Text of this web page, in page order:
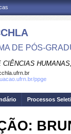
DE PÓS-
CIÊNCIAS
ppge
Processos